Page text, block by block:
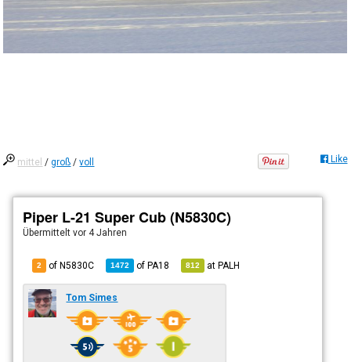
mittel /groß /voll Like
Piper L-21 Super Cub (N5830C)
Übermitteltvor 4 Jahren
2 of N5830C 1472 ofPA18 812 atPALH
Tom Simes